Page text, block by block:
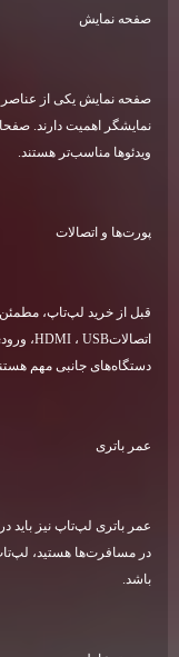
صفحه نمایش
صفحه نمایش یکی از عناصر
نمایشگر اهمیت دارند.
ویدئوها مناسب‌تر هستند
پورت‌ها و اتصالات
قبل از خرید لپ‌تاپ،
اتصالاتUSB ، HDMI،
دستگاه‌های جانبی مهم
عمر باتری
عمر باتری لپ‌تاپ نیز باید
در مسافرت‌ها هستید،
باشد